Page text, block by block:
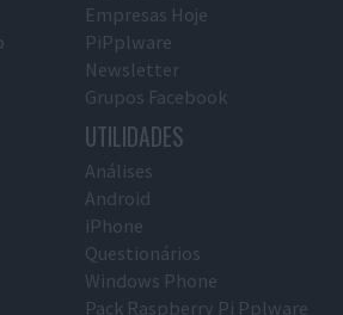
Empresas Hoje
PiPplware
Newsletter
Grupos Facebook
UTILIDADES
Análises
Android
iPhone
Questionários
Windows Phone
Pack Raspberry Pi Pplware